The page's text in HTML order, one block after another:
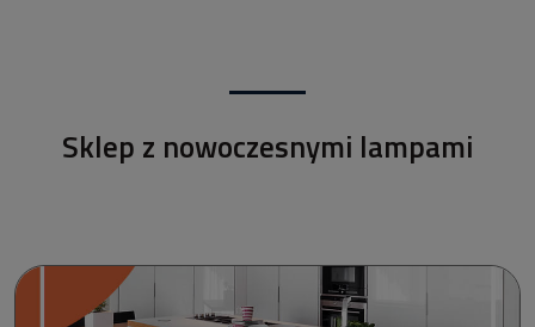
Sklep z nowoczesnymi lampami